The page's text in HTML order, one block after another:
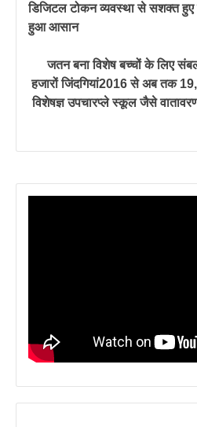
डिजिटल टोकन व्यवस्था से सशक्त हुए
हुआ आसान
जतन बना विशेष बच्चों के लिए
हजारों जिंदगियां2016 से अब तक
विशेषज्ञ उपचारप्ले स्कूल जैसे